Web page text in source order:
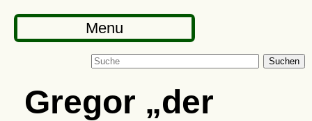
Menu
Suchen
Gregor
der